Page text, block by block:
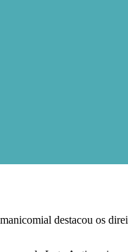
destacou os